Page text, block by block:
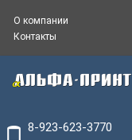
О компании
Контакты
8-923-623-3770